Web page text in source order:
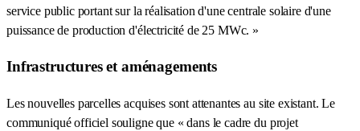
service public portant sur la réalisation d'une centrale solaire d'une
puissance de production d'électricité de 25 MWc. »
Infrastructures et aménagements
Les nouvelles parcelles acquises sont attenantes au site existant. Le
communiqué officiel souligne que « dans le cadre du projet